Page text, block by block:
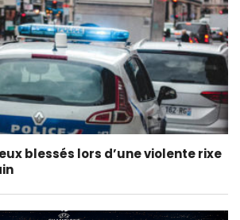
blessés lors d’une violente rixe